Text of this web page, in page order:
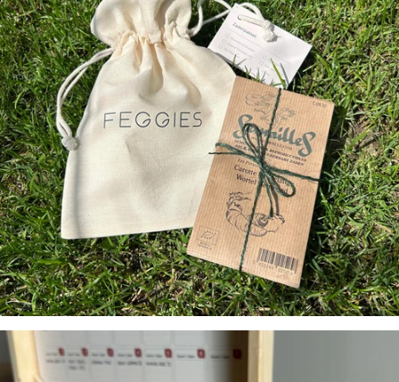
Bewaar je eigen
zaden
FEGGIES
PRO BOX